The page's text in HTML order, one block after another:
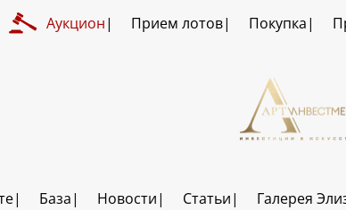
Аукцион Прием лотов Покупка
База Новости Статьи Галерея